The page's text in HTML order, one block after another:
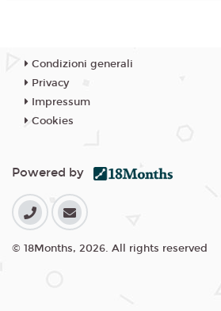
Condizioni generali
Privacy
Impressum
Cookies
Powered by
© 18Months, 2026. All rights reserved